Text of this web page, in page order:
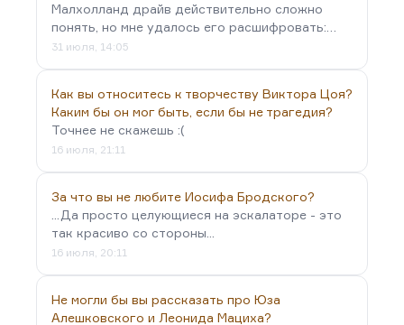
Малхолланд драйв действительно сложно
понять, но мне удалось его расшифровать:…
31 июля, 14:05
Как вы относитесь к творчеству Виктора Цоя?
Каким бы он мог быть, если бы не трагедия?
Точнее не скажешь :(
16 июля, 21:11
За что вы не любите Иосифа Бродского?
...Да просто целующиеся на эскалаторе - это
так красиво со стороны...
16 июля, 20:11
Не могли бы вы рассказать про Юза
Алешковского и Леонида Мациха?